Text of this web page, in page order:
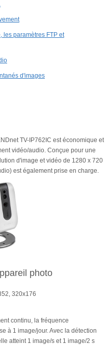
les paramètres FTP et
d'images
TV-IP762IC est économique et
vidéo/audio. Conçue pour une
d'image et vidéo de 1280 x 720
est également prise en charge.
photo
320x176
continu, la fréquence
à 1 image/jour. Avec la détection
atteint 1 image/s et 1 image/2 s